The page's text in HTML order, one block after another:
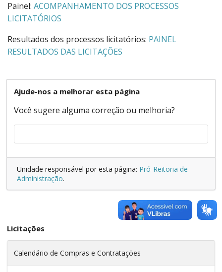
Painel: ACOMPANHAMENTO DOS PROCESSOS
LICITATÓRIOS
Resultados dos processos licitatórios: PAINEL
RESULTADOS DAS LICITAÇÕES
Ajude-nos a melhorar esta página
Você sugere alguma correção ou melhoria?
Unidade responsável por esta página: Pró-Reitoria de
Administração.
Licitações
Calendário de Compras e Contratações